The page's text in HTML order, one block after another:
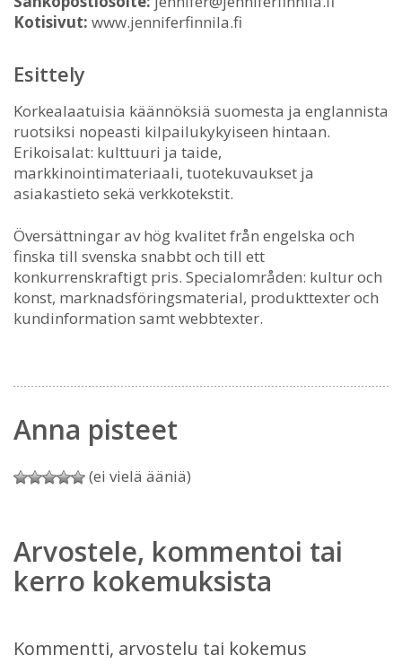
Kotisivut: www.jenniferfinnila.fi
Esittely
Korkealaatuisia käännöksiä suomesta ja englannista
ruotsiksi nopeasti kilpailukykyiseen hintaan.
Erikoisalat: kulttuuri ja taide,
markkinointimateriaali, tuotekuvaukset ja
asiakastieto sekä verkkotekstit.
Översättningar av hög kvalitet från engelska och
finska till svenska snabbt och till ett
konkurrenskraftigt pris. Specialområden: kultur och
konst, marknadsföringsmaterial, produkttexter och
kundinformation samt webbtexter.
Anna pisteet
(ei vielä ääniä)
Arvostele, kommentoi tai
kerro kokemuksista
Kommentti, arvostelu tai kokemus